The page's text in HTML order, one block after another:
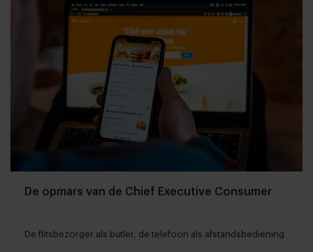
De opmars van de Chief Executive Consumer
De flitsbezorger als butler, de telefoon als afstandsbediening